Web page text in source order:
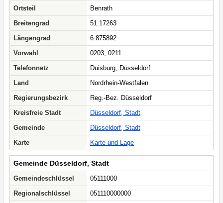
Ortsteil
Benrath
Breitengrad
51.17263
Längengrad
6.875892
Vorwahl
0203, 0211
Telefonnetz
Duisburg, Düsseldorf
Land
Nordrhein-Westfalen
Regierungsbezirk
Reg.-Bez. Düsseldorf
Kreisfreie Stadt
Düsseldorf, Stadt
Gemeinde
Düsseldorf, Stadt
Karte
Karte und Lage
Gemeinde Düsseldorf, Stadt
Gemeindeschlüssel
05111000
Regionalschlüssel
051110000000